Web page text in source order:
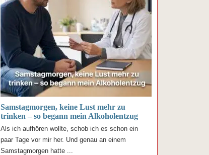
Samstagmorgen, keine Lust mehr zu
trinken – so begann mein Alkoholentzug
Als ich aufhören wollte, schob ich es schon ein
paar Tage vor mir her. Und genau an einem
Samstagmorgen hatte ...